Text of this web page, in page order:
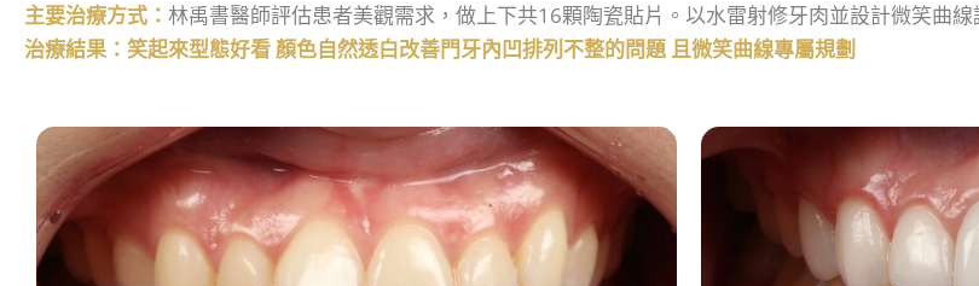
主要治療方式： 林禹書醫師評估患者美觀需求，做上下共16顆陶瓷貼片。以水雷射修牙肉並設計微笑曲
治療結果：笑起來型態好看 顏色自然透白改善門牙內凹排列不整的問題 且微笑曲線專屬規劃